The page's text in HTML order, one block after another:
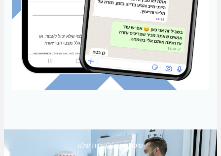
סיפורים של לקוחות שלנו